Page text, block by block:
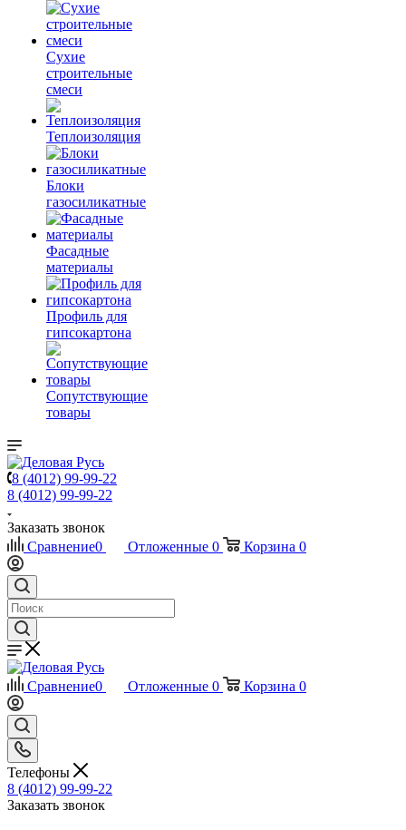
Сухие
строительные
смеси
Теплоизоляция
Блоки
газосиликатные
Фасадные
материалы
Профиль для
гипсокартона
Сопутствующие
товары
8 (4012) 99-99-22
8 (4012) 99-99-22
Заказать звонок
Сравнение0 Отложенные 0 Корзина 0
Сравнение0 Отложенные 0 Корзина 0
Телефоны
8 (4012) 99-99-22
Заказать звонок